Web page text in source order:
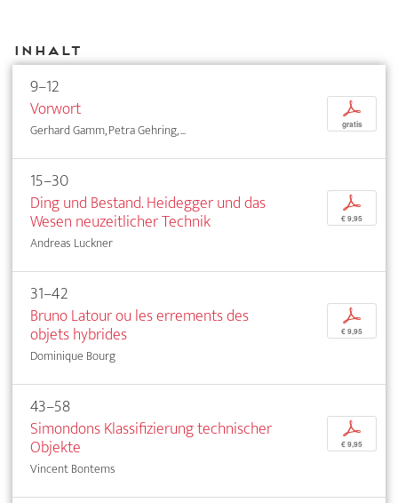
Inhalt
9–12
Vorwort
Gerhard Gamm, Petra Gehring, ...
p
gratis
15–30
Ding und Bestand. Heidegger und das
Wesen neuzeitlicher Technik
Andreas Luckner
p
€ 9,95
31–42
Bruno Latour ou les errements des
objets hybrides
Dominique Bourg
p
€ 9,95
43–58
Simondons Klassifizierung technischer
Objekte
Vincent Bontems
p
€ 9,95